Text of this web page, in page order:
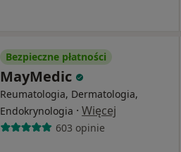
Bezpieczne płatności
MayMedic
Reumatologia, Dermatologia,
Endokrynologia · Więcej
603 opinie